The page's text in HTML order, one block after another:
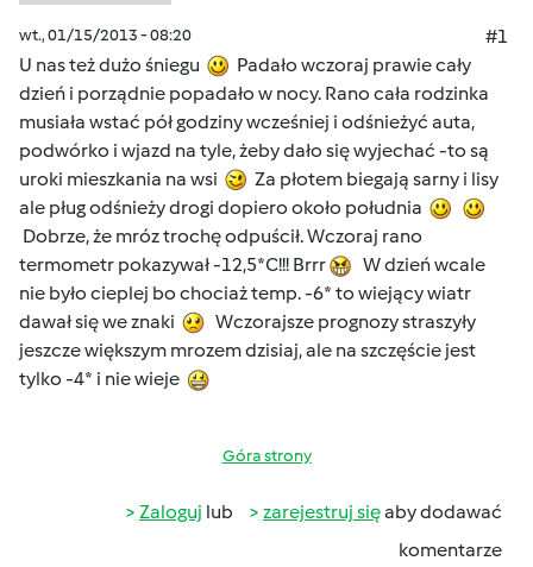
wt., 01/15/2013 - 08:20
#1
U nas też dużo śniegu
Padało wczoraj prawie cały
dzień i porządnie popadało w nocy. Rano cała rodzinka
musiała wstać pół godziny wcześniej i odśnieżyć auta,
podwórko i wjazd na tyle, żeby dało się wyjechać -to są
uroki mieszkania na wsi
Za płotem biegają sarny i lisy
ale pług odśnieży drogi dopiero około południa
Dobrze, że mróz trochę odpuścił. Wczoraj rano
termometr pokazywał -12,5*C!!! Brrr
W dzień wcale
nie było cieplej bo chociaż temp. -6* to wiejący wiatr
dawał się we znaki
Wczorajsze prognozy straszyły
jeszcze większym mrozem dzisiaj, ale na szczęście jest
tylko -4* i nie wieje
Góra strony
Zaloguj lub zarejestruj sięaby dodawać
komentarze